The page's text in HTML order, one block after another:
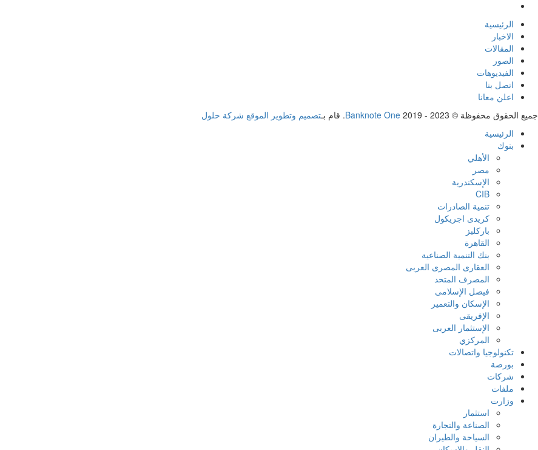
الرئيسية
الاخبار
المقالات
الصور
الفيديوهات
اتصل بنا
اعلن معانا
جميع الحقوق محفوظة ©
Banknote One 2019 - 2023. قام بـ
تصميم وتطوير الموقع شركة حلول
الرئيسية
بنوك
الأهلي
مصر
الإسكندرية
CIB
تنمية الصادرات
كريدى اجريكول
باركليز
القاهرة
بنك التنمية الصناعية
العقارى المصرى العربى
المصرف المتحد
فيصل الإسلامى
الإسكان والتعمير
الإفريقى
الإستثمار العربى
المركزي
تكنولوجيا واتصالات
بورصة
شركات
ملفات
وزارت
استثمار
الصناعة والتجارة
السياحة والطيران